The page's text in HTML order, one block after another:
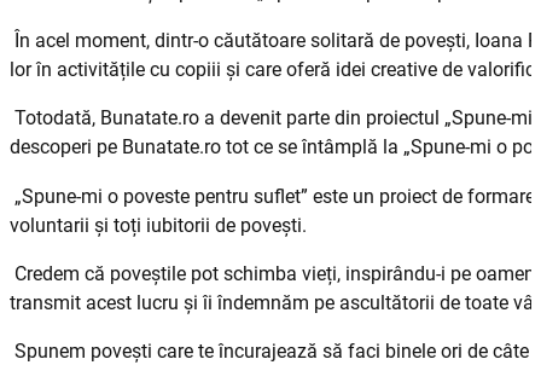
În acel moment, dintr-o căutătoare solitară de povești, Ioana
lor în activitățile cu copiii și care oferă idei creative de
Totodată, Bunatate.ro a devenit parte din proiectul „Spune-
descoperi pe Bunatate.ro tot ce se întâmplă la „Spune-mi o
„Spune-mi o poveste pentru suflet” este un proiect de
voluntarii și toți iubitorii de povești.
Credem că poveștile pot schimba vieți, inspirându-i pe
transmit acest lucru și îi îndemnăm pe ascultătorii de toate
Spunem povești care te încurajează să faci binele ori de